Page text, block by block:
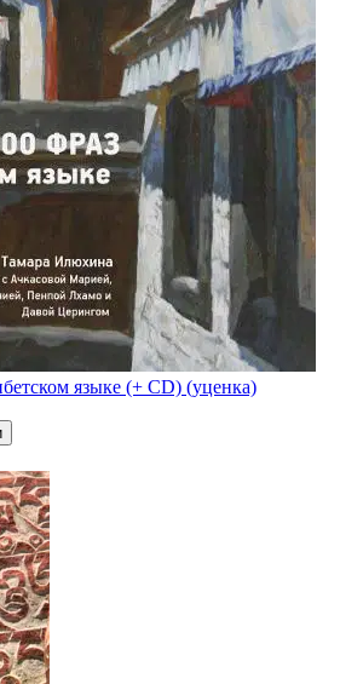
языке (+ CD) (уценка)